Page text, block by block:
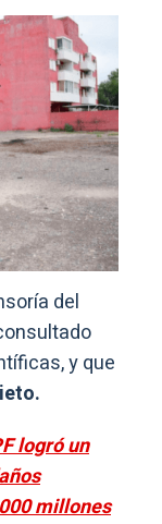
del
y que
logró un
millones